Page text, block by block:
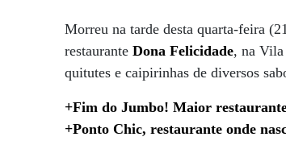
Morreu na tarde desta quarta-feira
restaurante Dona Felicidade, na Vila
quitutes e caipirinhas de diversos
+Fim do Jumbo! Maior
+Ponto Chic, restaurante onde